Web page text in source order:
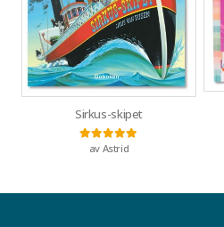
Sirkus-skipet
Vurdert5
av Astrid